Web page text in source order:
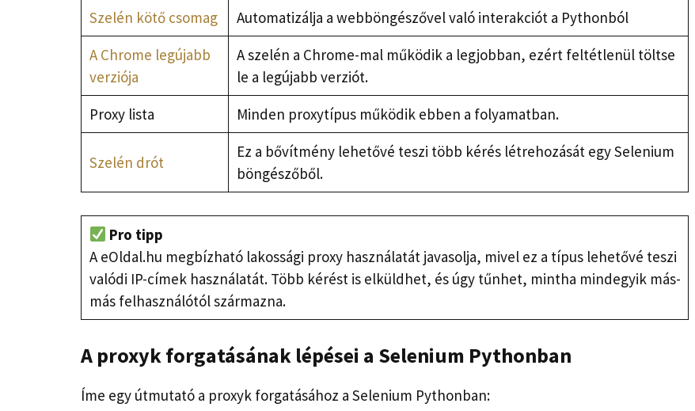
Szelén kötő csomag
Automatizálja a webböngészővel való interakciót a Pythonból
A Chrome legújabb
verziója
A szelén a Chrome-mal működik a legjobban, ezért feltétlenül töltse
le a legújabb verziót.
Proxy lista
Minden proxytípus működik ebben a folyamatban.
Szelén drót
Ez a bővítmény lehetővé teszi több kérés létrehozását egy Selenium
böngészőből.
Pro tipp
A eOldal.hu megbízható lakossági proxy használatát javasolja, mivel ez a típus lehetővé teszi
valódi IP-címek használatát. Több kérést is elküldhet, és úgy tűnhet, mintha mindegyik más-
más felhasználótól származna.
A proxyk forgatásának lépései a Selenium Pythonban
Íme egy útmutató a proxyk forgatásához a Selenium Pythonban: